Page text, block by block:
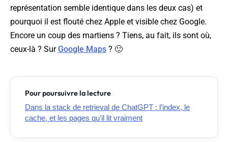
représentation semble identique dans les deux cas) et
pourquoi il est flouté chez Apple et visible chez Google.
Encore un coup des martiens ? Tiens, au fait, ils sont où,
ceux-là ? SurGoogle Maps ? 🙂
Pour poursuivre la lecture
Dans la stack de retrieval de ChatGPT : l’index, le
cache, et les pages qu’il lit vraiment